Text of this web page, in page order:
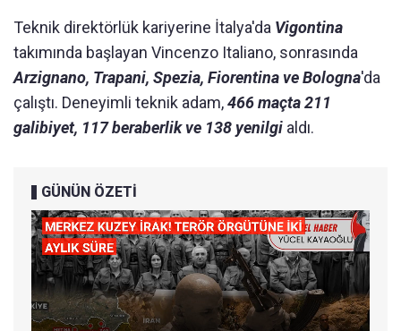
Teknik direktörlük kariyerine İtalya'da Vigontina
takımında başlayan Vincenzo Italiano, sonrasında
Arzignano, Trapani, Spezia, Fiorentina ve Bologna'da
çalıştı. Deneyimli teknik adam,466 maçta 211
galibiyet, 117 beraberlik ve 138 yenilgi aldı.
GÜNÜN ÖZETİ